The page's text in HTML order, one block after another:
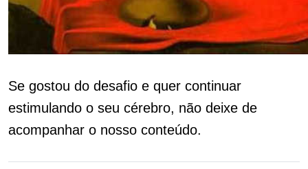
Se gostou do desafio e quer continuar
estimulando o seu cérebro, não deixe de
acompanhar o nosso conteúdo.